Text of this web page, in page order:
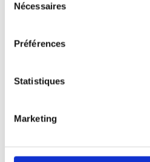
Nécessaires
Préférences
Statistiques
Marketing
des données
L’ensemble des
entité suisse. Pour
appel à des